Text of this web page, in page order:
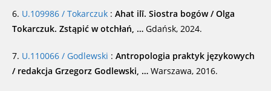
6. U.109986 / Tokarczuk : Ahat ilī. Siostra bogów / Olga
Tokarczuk. Zstąpić w otchłań, … Gdańsk, 2024.
7. U.110066 / Godlewski : Antropologia praktyk językowych
/ redakcja Grzegorz Godlewski, … Warszawa, 2016.